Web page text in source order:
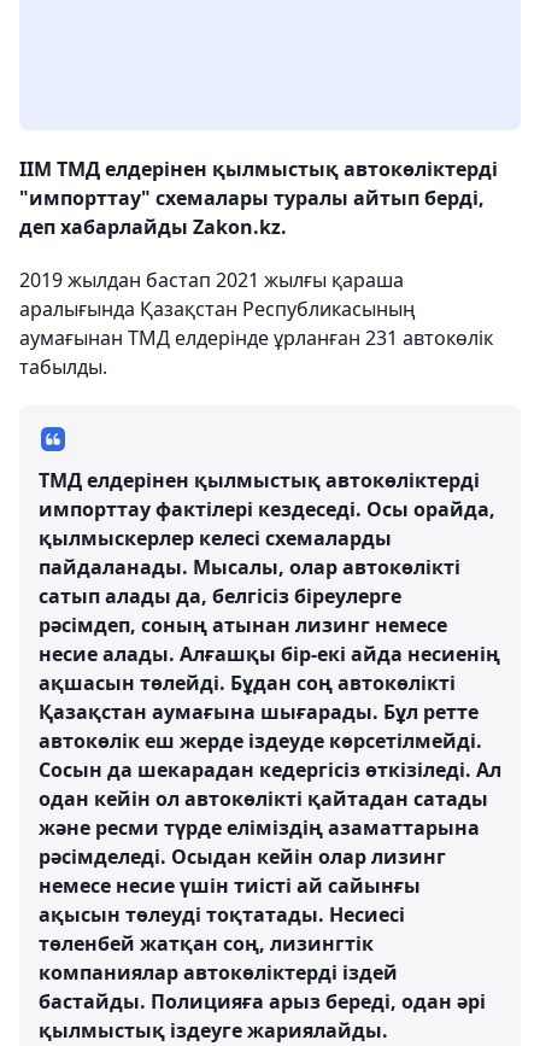
ІІМ ТМД елдерінен қылмыстық автокөліктерді
"импорттау" схемалары туралы айтып берді,
деп хабарлайды Zakon.kz.
2019 жылдан бастап 2021 жылғы қараша
аралығында Қазақстан Республикасының
аумағынан ТМД елдерінде ұрланған 231 автокөлік
табылды.
ТМД елдерінен қылмыстық автокөліктерді
импорттау фактілері кездеседі. Осы орайда,
қылмыскерлер келесі схемаларды
пайдаланады. Мысалы, олар автокөлікті
сатып алады да, белгісіз біреулерге
рәсімдеп, соның атынан лизинг немесе
несие алады. Алғашқы бір-екі айда несиенің
ақшасын төлейді. Бұдан соң автокөлікті
Қазақстан аумағына шығарады. Бұл ретте
автокөлік еш жерде іздеуде көрсетілмейді.
Сосын да шекарадан кедергісіз өткізіледі. Ал
одан кейін ол автокөлікті қайтадан сатады
және ресми түрде еліміздің азаматтарына
рәсімделеді. Осыдан кейін олар лизинг
немесе несие үшін тиісті ай сайынғы
ақысын төлеуді тоқтатады. Несиесі
төленбей жатқан соң, лизингтік
компаниялар автокөліктерді іздей
бастайды. Полицияға арыз береді, одан әрі
қылмыстық іздеуге жариялайды.